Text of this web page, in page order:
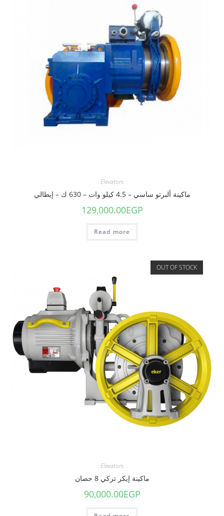
Elevators
ماكينة ألبرتو ساسي – 4.5 كيلو وات – 630 ك – إيطالي
129,000.00EGP
Read more
OUT OF STOCK
Elevators
ماكينة إيكر تركي 8 حصان
90,000.00EGP